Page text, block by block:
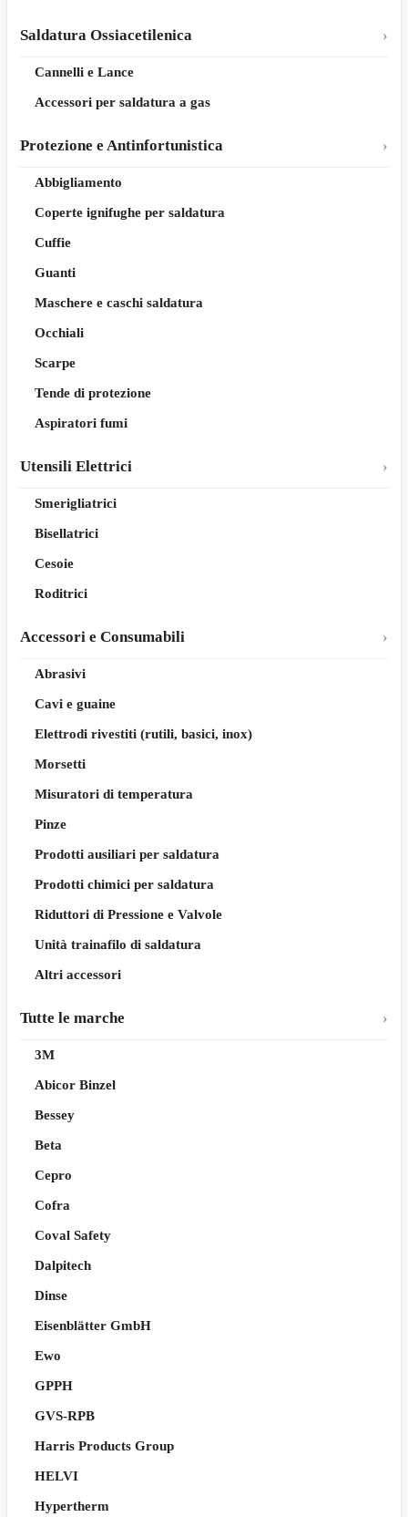
Saldatura Ossiacetilenica
Cannelli e Lance
Accessori per saldatura a gas
Protezione e Antinfortunistica
Abbigliamento
Coperte ignifughe per saldatura
Cuffie
Guanti
Maschere e caschi saldatura
Occhiali
Scarpe
Tende di protezione
Aspiratori fumi
Utensili Elettrici
Smerigliatrici
Bisellatrici
Cesoie
Roditrici
Accessori e Consumabili
Abrasivi
Cavi e guaine
Elettrodi rivestiti (rutili, basici, inox)
Morsetti
Misuratori di temperatura
Pinze
Prodotti ausiliari per saldatura
Prodotti chimici per saldatura
Riduttori di Pressione e Valvole
Unità trainafilo di saldatura
Altri accessori
Tutte le marche
3M
Abicor Binzel
Bessey
Beta
Cepro
Cofra
Coval Safety
Dalpitech
Dinse
Eisenblätter GmbH
Ewo
GPPH
GVS-RPB
Harris Products Group
HELVI
Hypertherm